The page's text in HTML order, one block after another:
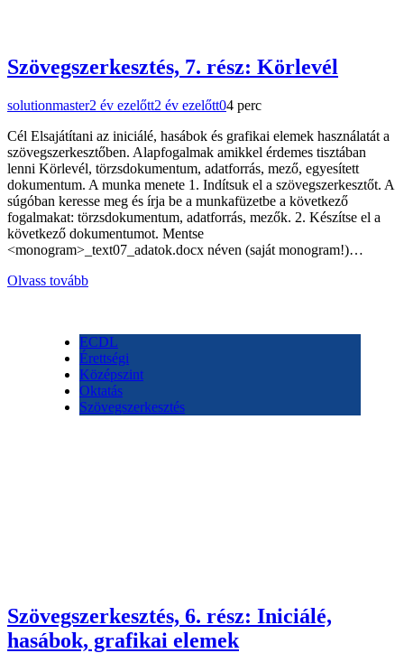
Szövegszerkesztés, 7. rész: Körlevél
solutionmaster2 év ezelőtt2 év ezelőtt04 perc
Cél Elsajátítani az iniciálé, hasábok és grafikai elemek használatát a
szövegszerkesztőben. Alapfogalmak amikkel érdemes tisztában
lenni Körlevél, törzsdokumentum, adatforrás, mező, egyesített
dokumentum. A munka menete 1. Indítsuk el a szövegszerkesztőt. A
súgóban keresse meg és írja be a munkafüzetbe a következő
fogalmakat: törzsdokumentum, adatforrás, mezők. 2. Készítse el a
következő dokumentumot. Mentse
<monogram>_text07_adatok.docx néven (saját monogram!)…
Olvass tovább
ECDL
Érettségi
Középszint
Oktatás
Szövegszerkesztés
Szövegszerkesztés, 6. rész: Iniciálé,
hasábok, grafikai elemek